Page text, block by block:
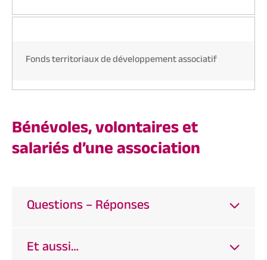
Fonds territoriaux de développement associatif
Bénévoles, volontaires et
salariés d’une association
Questions – Réponses
Et aussi…